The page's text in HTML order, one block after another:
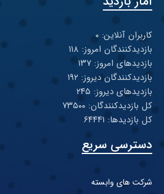
کاربران آنلاین: ۰
بازدیدکنندگان امروز: ۱۱۸
بازدیدهای امروز: ۱۳۷
بازدیدکنندگان دیروز: ۱۹۲
بازدیدهای دیروز: ۲۴۵
کل بازدیدکنند‌گان: ۷۳۵۰۰
کل بازدیدها: ۶۴۴۴۱
دسترسی سریع
شرکت های وابسته